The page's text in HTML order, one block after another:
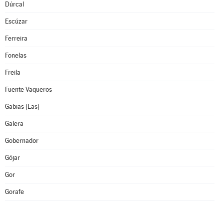
Dúrcal
Escúzar
Ferreira
Fonelas
Freila
Fuente Vaqueros
Gabias (Las)
Galera
Gobernador
Gójar
Gor
Gorafe